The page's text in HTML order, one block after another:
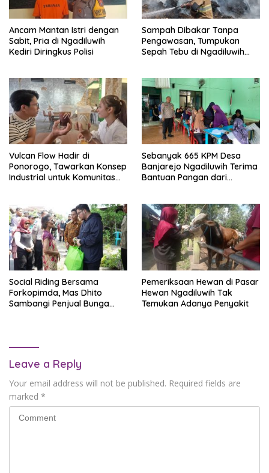
Ancam Mantan Istri dengan
Sabit, Pria di Ngadiluwih
Kediri Diringkus Polisi
Sampah Dibakar Tanpa
Pengawasan, Tumpukan
Sepah Tebu di Ngadiluwih
Vulcan Flow Hadir di
Ponorogo, Tawarkan Konsep
Industrial untuk Komunitas
Sebanyak 665 KPM Desa
Banjarejo Ngadiluwih Terima
Bantuan Pangan dari
Social Riding Bersama
Forkopimda, Mas Dhito
Sambangi Penjual Bunga
Pemeriksaan Hewan di Pasar
Hewan Ngadiluwih Tak
Temukan Adanya Penyakit
Leave a Reply
Your email address will not be published. Required fields are
marked *